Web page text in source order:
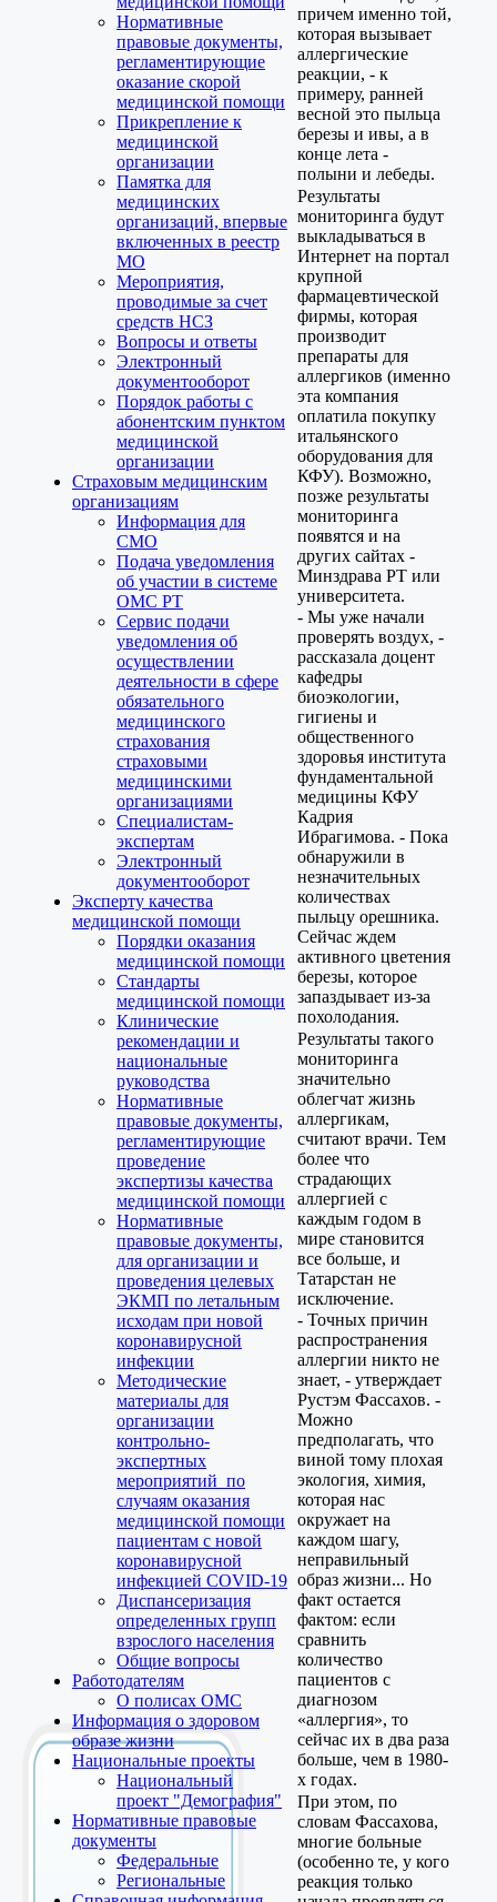
Нормативные
правовые документы,
регламентирующие
оказание скорой
медицинской помощи
Прикрепление к
медицинской
организации
Памятка для
медицинских
организаций, впервые
включенных в реестр
МО
Мероприятия,
проводимые за счет
средств НСЗ
Вопросы и ответы
Электронный
документооборот
Порядок работы с
абонентским пунктом
медицинской
организации
Страховым медицинским
организациям
Информация для
СМО
Подача уведомления
об участии в системе
ОМС РТ
Сервис подачи
уведомления об
осуществлении
деятельности в сфере
обязательного
медицинского
страхования
страховыми
медицинскими
организациями
Специалистам-
экспертам
Электронный
документооборот
Эксперту качества
медицинской помощи
Порядки оказания
медицинской помощи
Стандарты
медицинской помощи
Клинические
рекомендации и
национальные
руководства
Нормативные
правовые документы,
регламентирующие
проведение
экспертизы качества
медицинской помощи
Нормативные
правовые документы,
для организации и
проведения целевых
ЭКМП по летальным
исходам при новой
коронавирусной
инфекции
Методические
материалы для
организации
контрольно-
экспертных
мероприятий по
случаям оказания
медицинской помощи
пациентам с новой
коронавирусной
инфекцией COVID-19
Диспансеризация
определенных групп
взрослого населения
Общие вопросы
Работодателям
О полисах ОМС
Информация о здоровом
образе жизни
Национальные проекты
Национальный
проект "Демография"
Нормативные правовые
документы
Федеральные
Региональные
причем именно той,
которая вызывает
аллергические
реакции, - к
примеру, ранней
весной это пыльца
березы и ивы, а в
конце лета -
полыни и лебеды.
Результаты
мониторинга будут
выкладываться в
Интернет на портал
крупной
фармацевтической
фирмы, которая
производит
препараты для
аллергиков (именно
эта компания
оплатила покупку
итальянского
оборудования для
КФУ). Возможно,
позже результаты
мониторинга
появятся и на
других сайтах -
Минздрава РТ или
университета.
- Мы уже начали
проверять воздух, -
рассказала доцент
кафедры
биоэкологии,
гигиены и
общественного
здоровья института
фундаментальной
медицины КФУ
Кадрия
Ибрагимова. - Пока
обнаружили в
незначительных
количествах
пыльцу орешника.
Сейчас ждем
активного цветения
березы, которое
запаздывает из-за
похолодания.
Результаты такого
мониторинга
значительно
облегчат жизнь
аллергикам,
считают врачи. Тем
более что
страдающих
аллергией с
каждым годом в
мире становится
все больше, и
Татарстан не
исключение.
- Точных причин
распространения
аллергии никто не
знает, - утверждает
Рустэм Фассахов. -
Можно
предполагать, что
виной тому плохая
экология, химия,
которая нас
окружает на
каждом шагу,
неправильный
образ жизни... Но
факт остается
фактом: если
сравнить
количество
пациентов с
диагнозом
«аллергия», то
сейчас их в два раза
больше, чем в 1980-
х годах.
При этом, по
словам Фассахова,
многие больные
(особенно те, у кого
реакция только